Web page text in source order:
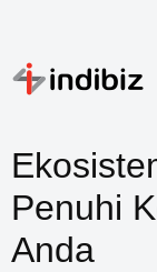
Penuhi
Anda